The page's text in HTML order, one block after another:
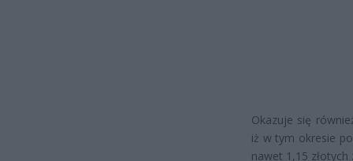
Okazuje się
iż w tym okresie
nawet 1,15